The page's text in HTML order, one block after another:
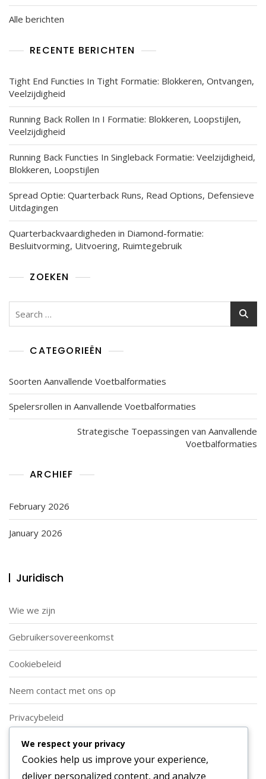
Alle berichten
RECENTE BERICHTEN
Tight End Functies In Tight Formatie: Blokkeren, Ontvangen,
Veelzijdigheid
Running Back Rollen In I Formatie: Blokkeren, Loopstijlen,
Veelzijdigheid
Running Back Functies In Singleback Formatie: Veelzijdigheid,
Blokkeren, Loopstijlen
Spread Optie: Quarterback Runs, Read Options, Defensieve
Uitdagingen
Quarterbackvaardigheden in Diamond-formatie:
Besluitvorming, Uitvoering, Ruimtegebruik
ZOEKEN
CATEGORIEËN
Soorten Aanvallende Voetbalformaties
Spelersrollen in Aanvallende Voetbalformaties
Strategische Toepassingen van Aanvallende
Voetbalformaties
ARCHIEF
February 2026
January 2026
Juridisch
Wie we zijn
Gebruikersovereenkomst
Cookiebeleid
Neem contact met ons op
Privacybeleid
Categorieën
We respect your privacy
Cookies help us improve your experience,
deliver personalized content, and analyze